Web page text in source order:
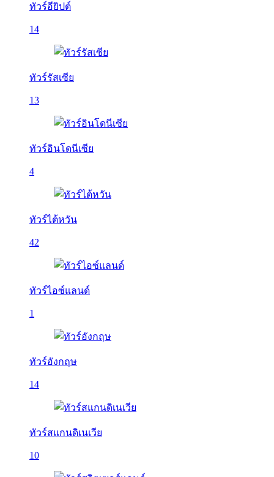
ทัวร์อียิปต์
14
ทัวร์รัสเซีย
13
ทัวร์อินโดนีเซีย
4
ทัวร์ไต้หวัน
42
ทัวร์ไอซ์แลนด์
1
ทัวร์อังกฤษ
14
ทัวร์สแกนดิเนเวีย
10